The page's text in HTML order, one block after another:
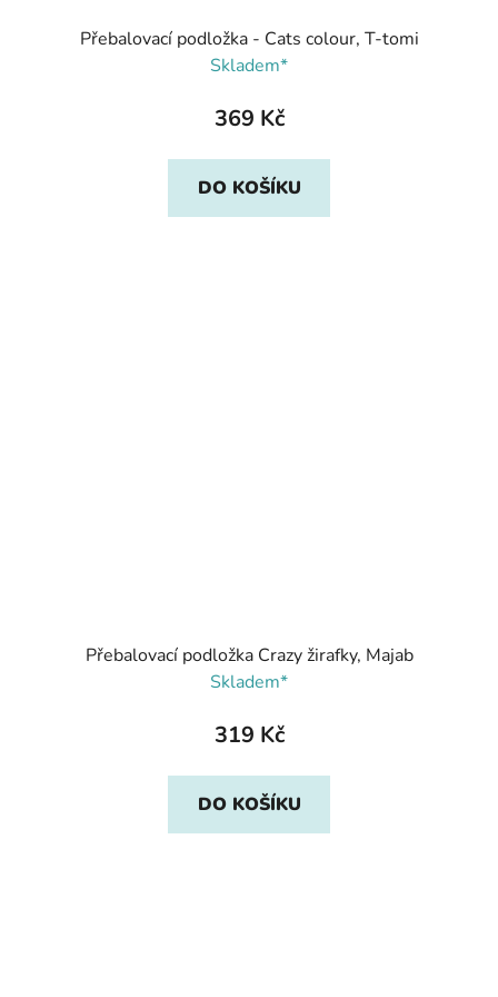
Přebalovací podložka - Cats colour, T-tomi
Skladem*
369 Kč
DO KOŠÍKU
Přebalovací podložka Crazy žirafky, Majab
Skladem*
319 Kč
DO KOŠÍKU